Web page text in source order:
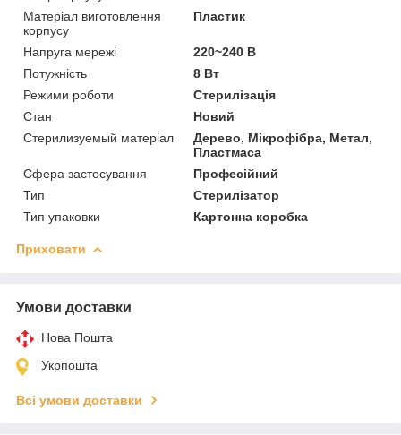
Матеріал виготовлення
корпусу
Пластик
Напруга мережі
220~240 В
Потужність
8 Вт
Режими роботи
Стерилізація
Стан
Новий
Стерилизуемый матеріал
Дерево, Мікрофібра, Метал,
Пластмаса
Сфера застосування
Професійний
Тип
Стерилізатор
Тип упаковки
Картонна коробка
Приховати
Умови доставки
Нова Пошта
Укрпошта
Всі умови доставки